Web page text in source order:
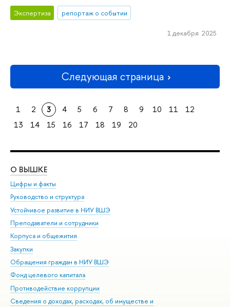
Экспертиза репортаж о событии
1 декабря 2025
Следующая страница
1 2 3 4 5 6 7 8 9 10 11
12
13
14 15 16 17 18 19 20
О ВЫШКЕ
Цифры и факты
Руководство и структура
Устойчивое развитие в НИУ ВШЭ
Преподаватели и сотрудники
Корпуса и общежития
Закупки
Обращения граждан в НИУ ВШЭ
Фонд целевого капитала
Противодействие коррупции
Сведения о доходах, расходах, об имуществе и